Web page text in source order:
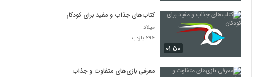
۰۱:۵۰
کتاب‌های جذاب و مفید برای کودکان
میلاد
۲۹۶ بازدید
معرفی بازی‌های متفاوت و جذاب